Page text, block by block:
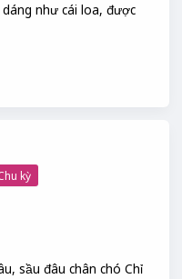
như cái loa, được
kỳ
sầu đâu chân chó Chỉ